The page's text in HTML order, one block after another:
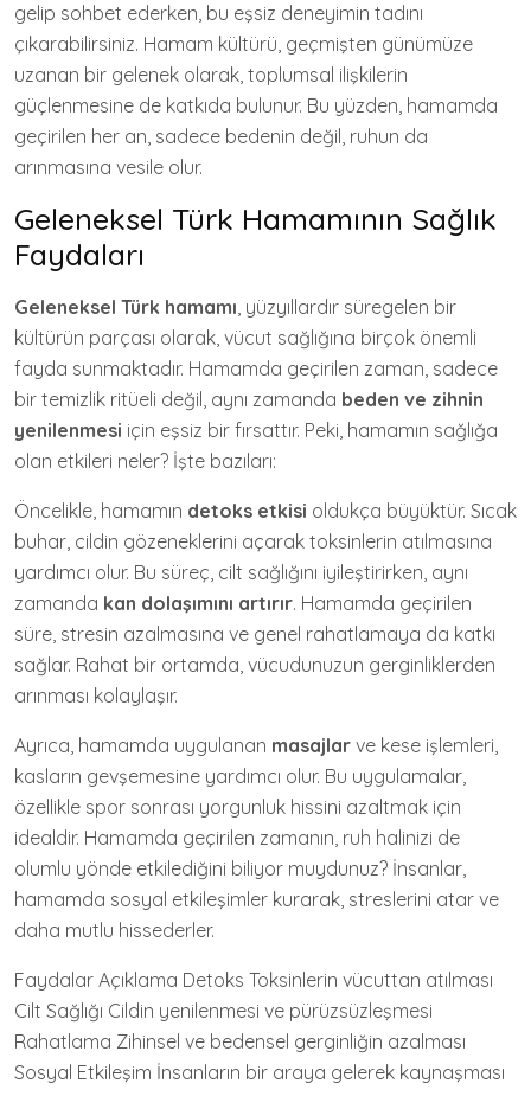
gelip sohbet ederken, bu eşsiz deneyimin tadını
çıkarabilirsiniz. Hamam kültürü, geçmişten günümüze
uzanan bir gelenek olarak, toplumsal ilişkilerin
güçlenmesine de katkıda bulunur. Bu yüzden, hamamda
geçirilen her an, sadece bedenin değil, ruhun da
arınmasına vesile olur.
Geleneksel Türk Hamamının Sağlık
Faydaları
Geleneksel Türk hamamı, yüzyıllardır süregelen bir
kültürün parçası olarak, vücut sağlığına birçok önemli
fayda sunmaktadır. Hamamda geçirilen zaman, sadece
bir temizlik ritüeli değil, aynı zamanda beden ve zihnin
yenilenmesi için eşsiz bir fırsattır. Peki, hamamın sağlığa
olan etkileri neler? İşte bazıları:
Öncelikle, hamamın detoks etkisi oldukça büyüktür. Sıcak
buhar, cildin gözeneklerini açarak toksinlerin atılmasına
yardımcı olur. Bu süreç, cilt sağlığını iyileştirirken, aynı
zamanda kan dolaşımını artırır. Hamamda geçirilen
süre, stresin azalmasına ve genel rahatlamaya da katkı
sağlar. Rahat bir ortamda, vücudunuzun gerginliklerden
arınması kolaylaşır.
Ayrıca, hamamda uygulanan masajlar ve kese işlemleri,
kasların gevşemesine yardımcı olur. Bu uygulamalar,
özellikle spor sonrası yorgunluk hissini azaltmak için
idealdir. Hamamda geçirilen zamanın, ruh halinizi de
olumlu yönde etkilediğini biliyor muydunuz? İnsanlar,
hamamda sosyal etkileşimler kurarak, streslerini atar ve
daha mutlu hissederler.
Faydalar Açıklama Detoks Toksinlerin vücuttan atılması
Cilt Sağlığı Cildin yenilenmesi ve pürüzsüzleşmesi
Rahatlama Zihinsel ve bedensel gerginliğin azalması
Sosyal Etkileşim İnsanların bir araya gelerek kaynaşması